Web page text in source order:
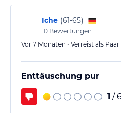
Vom nächtlichen Ausfall
07. November mussten Wir
informieren . Das Wasser
Iche (61-65)
10 Bewertungen
Vor 7 Monaten • Verreist als
Enttäuschung pur
1 /